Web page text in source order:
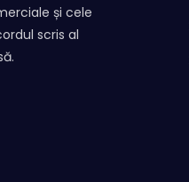
și cele
scris al